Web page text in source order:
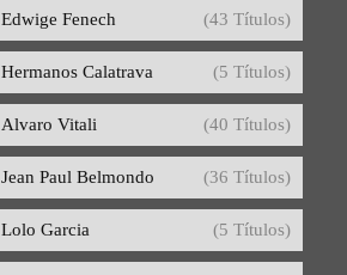
Edwige Fenech (43 Títulos)
Hermanos Calatrava (5 Títulos)
Alvaro Vitali (40 Títulos)
Jean Paul Belmondo (36 Títulos)
Lolo Garcia (5 Títulos)